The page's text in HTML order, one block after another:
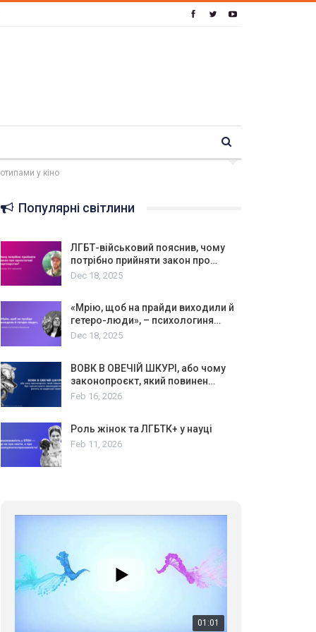
у кіно
Популярні світлини
ЛГБТ-військовий пояснив, чому
потрібно прийняти закон про…
Dec 18, 2025
«Мрію, щоб на прайди виходили й
гетеро-люди», – психологиня…
Dec 18, 2025
ВОВК В ОВЕЧІЙ ШКУРІ, або чому
законопроєкт, який повинен…
Feb 16, 2026
Роль жінок та ЛГБТК+ у науці
Feb 11, 2026
5/17/2020
звернення про те, що навіть коли ми у різних
містах та не можемо зустрінеться, ми разом. Ми
закликаємо всіх хто поділяє цінності рівності та
солідарності, приєднатися до нас. Регіональні
423 Просмотров 1 Комментариев